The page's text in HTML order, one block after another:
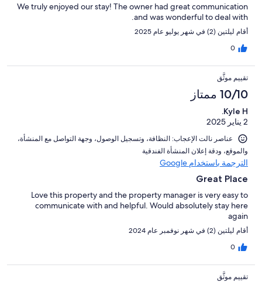
We truly enjoyed our stay! The owner had great communication
and was wonderful to deal with.
أقام ليلتين (2) في شهر يوليو عام 2025
0
تقييم موثَّق
10/10 ممتاز
Kyle H.
2 يناير 2025
عناصر نالت الإعجاب: ⁦النظافة⁩، و⁦تسجيل الوصول⁩، و⁦جهة التواصل مع المنشأة⁩،
و⁦الموقع⁩، و⁦دقة إعلان المنشأة الفندقية⁩
الترجمة باستخدام Google
Great Place
Love this property and the property manager is very easy to
communicate with and helpful. Would absolutely stay here
again
أقام ليلتين (2) في شهر نوفمبر عام 2024
0
تقييم موثَّق